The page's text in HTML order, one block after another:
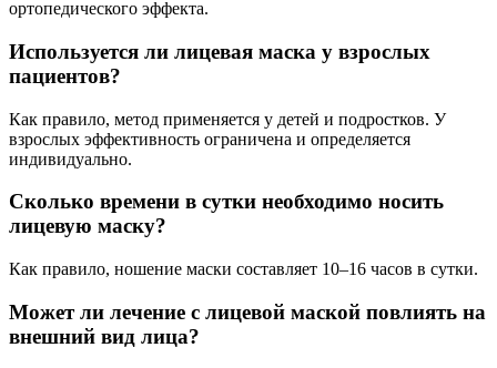
ортопедического эффекта.
Используется ли лицевая маска у взрослых
пациентов?
Как правило, метод применяется у детей и подростков. У
взрослых эффективность ограничена и определяется
индивидуально.
Сколько времени в сутки необходимо носить
лицевую маску?
Как правило, ношение маски составляет 10–16 часов в сутки.
Может ли лечение с лицевой маской повлиять на
внешний вид лица?